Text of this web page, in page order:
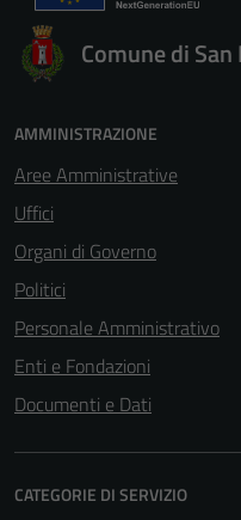
Comune di
AMMINISTRAZIONE
Aree Amministrative
Uffici
Organi di Governo
Politici
Personale Amministrativo
Enti e Fondazioni
Documenti e Dati
CATEGORIE DI SERVIZIO